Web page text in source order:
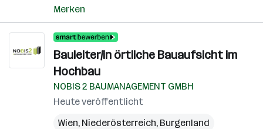
Merken
Bauleiter/in örtliche Bauaufsicht im
Hochbau
NOBIS 2 BAUMANAGEMENT GMBH
Heute veröffentlicht
Wien, Niederösterreich, Burgenland